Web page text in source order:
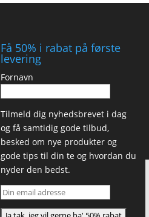
Få 50% i rabat på første
levering
Fornavn
Tilmeld dig nyhedsbrevet i dag
og få samtidig gode tilbud,
besked om nye produkter og
gode tips til din te og hvordan du
nyder den bedst.